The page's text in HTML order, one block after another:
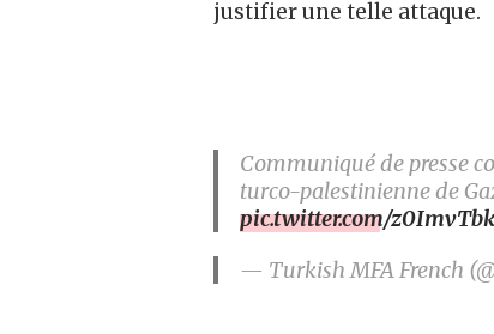
justifier une telle attaque.
Communiqué de presse
turco-palestinienne de
pic.twitter.com/
— Turkish MFA French